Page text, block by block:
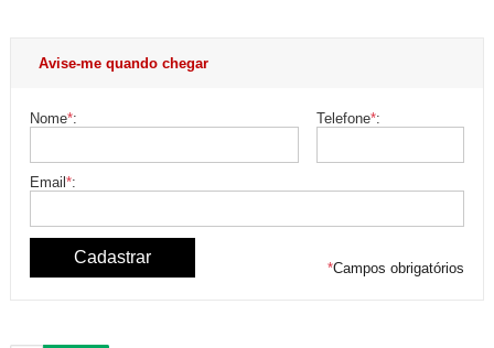
Avise-me quando chegar
Nome*: Telefone*:
Email*:
*Campos obrigatórios